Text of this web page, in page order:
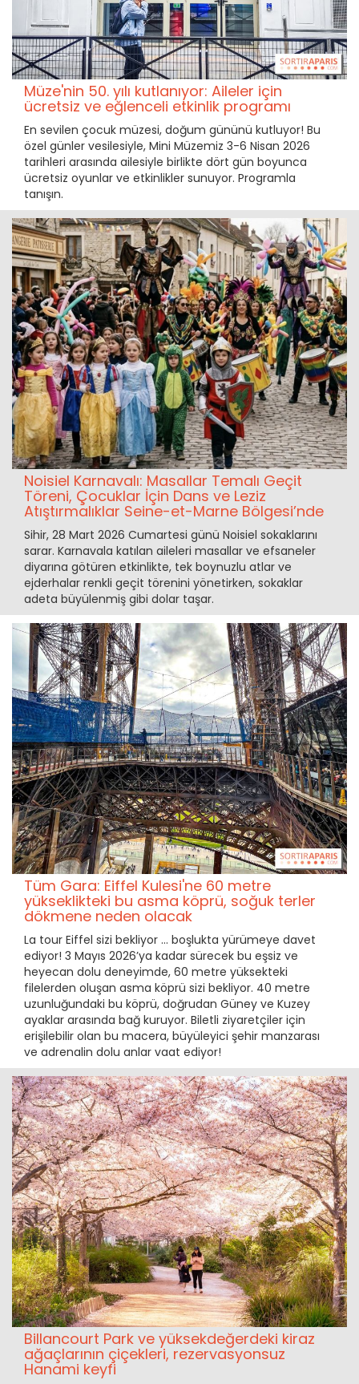
Müze'nin 50. yılı kutlanıyor: Aileler için
ücretsiz ve eğlenceli etkinlik programı
En sevilen çocuk müzesi, doğum gününü kutluyor! Bu
özel günler vesilesiyle, Mini Müzemiz 3-6 Nisan 2026
tarihleri arasında ailesiyle birlikte dört gün boyunca
ücretsiz oyunlar ve etkinlikler sunuyor. Programla
tanışın.
Noisiel Karnavalı: Masallar Temalı Geçit
Töreni, Çocuklar İçin Dans ve Leziz
Atıştırmalıklar Seine-et-Marne Bölgesi’nde
Sihir, 28 Mart 2026 Cumartesi günü Noisiel sokaklarını
sarar. Karnavala katılan aileleri masallar ve efsaneler
diyarına götüren etkinlikte, tek boynuzlu atlar ve
ejderhalar renkli geçit törenini yönetirken, sokaklar
adeta büyülenmiş gibi dolar taşar.
Tüm Gara: Eiffel Kulesi'ne 60 metre
yükseklikteki bu asma köprü, soğuk terler
dökmene neden olacak
La tour Eiffel sizi bekliyor ... boşlukta yürümeye davet
ediyor! 3 Mayıs 2026’ya kadar sürecek bu eşsiz ve
heyecan dolu deneyimde, 60 metre yüksekteki
filelerden oluşan asma köprü sizi bekliyor. 40 metre
uzunluğundaki bu köprü, doğrudan Güney ve Kuzey
ayaklar arasında bağ kuruyor. Biletli ziyaretçiler için
erişilebilir olan bu macera, büyüleyici şehir manzarası
ve adrenalin dolu anlar vaat ediyor!
Billancourt Park ve yüksekdeğerdeki kiraz
ağaçlarının çiçekleri, rezervasyonsuz
Hanami keyfi